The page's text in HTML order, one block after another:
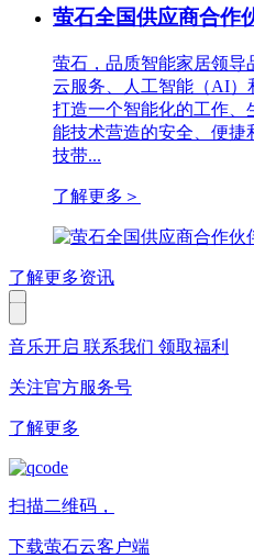
萤石全国供应商合作
萤石，品质智能家居领导
云服务、人工智能（AI）
打造一个智能化的工作、
能技术营造的安全、便捷
技带...
了解更多 ＞
了解更多资讯
音乐开启 联系我们 领取福利
关注官方服务号
了解更多
扫描二维码，
下载萤石云客户端